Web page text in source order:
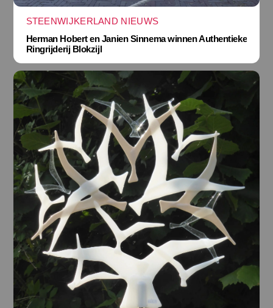
STEENWIJKERLAND NIEUWS
Herman Hobert en Janien Sinnema winnen Authentieke
Ringrijderij Blokzijl